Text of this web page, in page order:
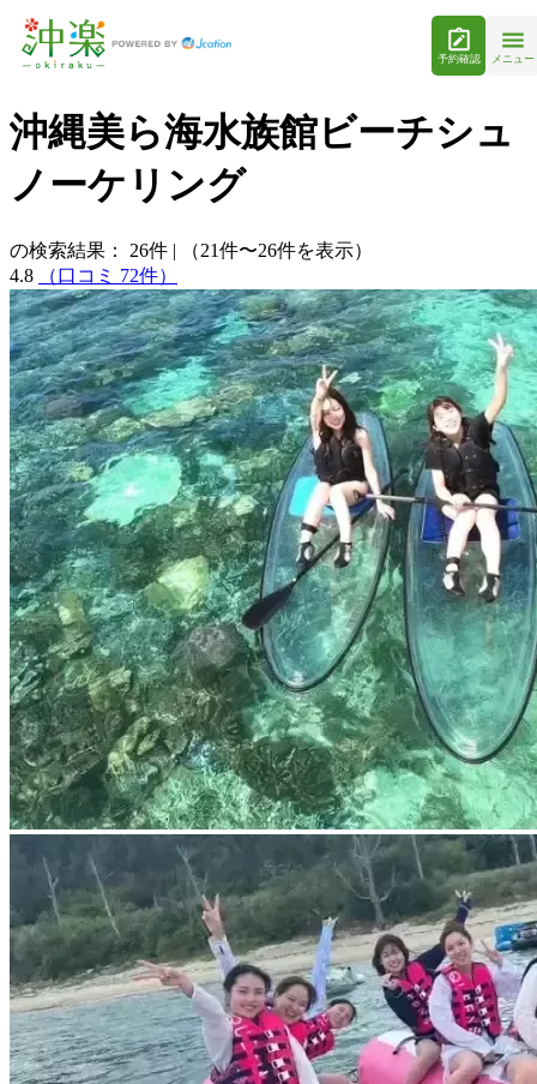
予約確認 メニュー
沖縄美ら海水族館ビーチシュ
ノーケリング
の検索結果： 26件 |
（21件〜26件を表示）
4.8
（口コミ 72件）